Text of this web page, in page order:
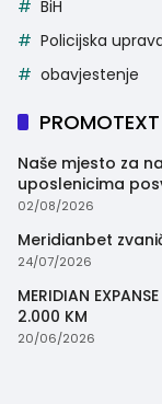
BiH
Policijska
obavjestenje
PROMOTEXT
Naše mjesto za
uposlenicima
trenutak
02/08/2026
Meridianbet
24/07/2026
MERIDIAN
2.000 KM
20/06/2026